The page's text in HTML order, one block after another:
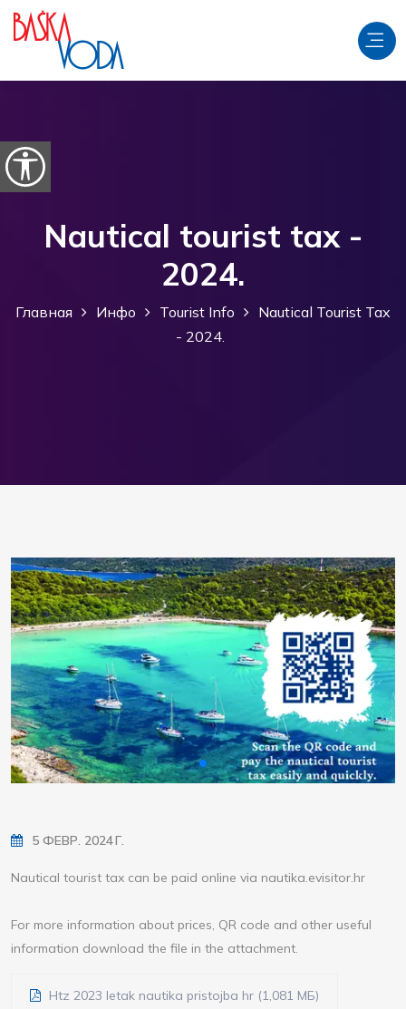
перейти к содержанию
Откройте параметры доступности
Nautical tourist tax -
2024.
Главная Инфо Tourist Info
Nautical Tourist Tax
- 2024.
5 ФЕВР. 2024 Г.
Nautical tourist tax can be paid online via nautika.evisitor.hr
For more information about prices, QR code and other useful
information download the file in the attachment.
Htz 2023 letak nautika pristojba hr (1,081 МБ)